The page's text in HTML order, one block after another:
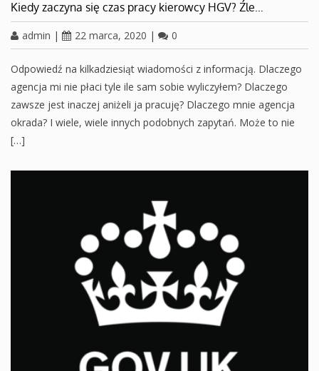
Kiedy zaczyna się czas pracy kierowcy HGV? Źle…
admin | 22 marca, 2020 | 0
Odpowiedź na kilkadziesiąt wiadomości z informacją. Dlaczego
agencja mi nie płaci tyle ile sam sobie wyliczyłem? Dlaczego
zawsze jest inaczej aniżeli ja pracuję? Dlaczego mnie agencja
okrada? I wiele, wiele innych podobnych zapytań. Może to nie
[…]